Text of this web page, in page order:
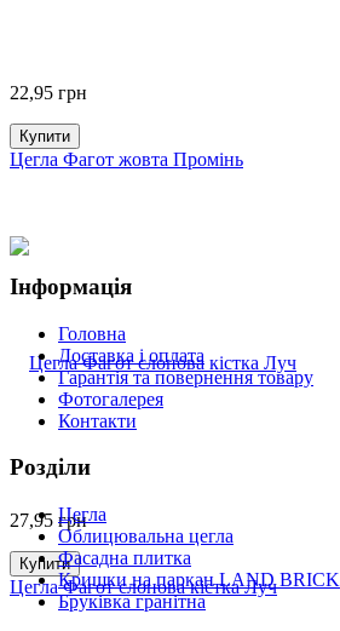
22,95 грн
Купити
Цегла Фагот жовта Промінь
27,95 грн
Купити
Цегла Фагот слонова кістка Луч
Інформація
Головна
Доставка і оплата
Гарантія та повернення товару
Фотогалерея
Контакти
Розділи
Цегла
Облицювальна цегла
Фасадна плитка
Кришки на паркан LAND BRICK
Бруківка гранітна